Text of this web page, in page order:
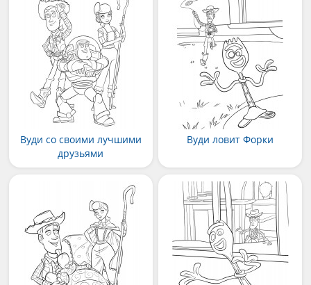
Вуди со своими лучшими
друзьями
Вуди ловит Форки